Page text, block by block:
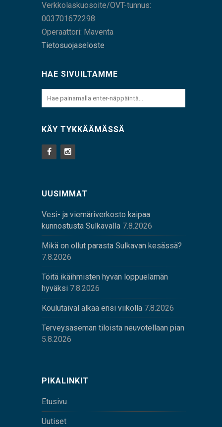
Verkkolaskuosoite/OVT-tunnus:
003701672298
Operaattori: Maventa
Tietosuojaseloste
HAE SIVUILTAMME
KÄY TYKKÄÄMÄSSÄ
UUSIMMAT
Vesi- ja viemäriverkosto kaipaa
kunnostusta Sulkavalla 7.8.2026
Mikä on ollut parasta Sulkavan kesässä?
7.8.2026
Töitä ikäihmisten hyvän loppuelämän
hyväksi 7.8.2026
Koulutaival alkaa ensi viikolla 7.8.2026
Terveysaseman tiloista neuvotellaan pian
5.8.2026
PIKALINKIT
Etusivu
Uutiset